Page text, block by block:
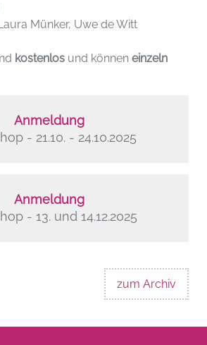
Münker, Uwe de Witt
kostenlos und könneneinzeln
Anmeldung
- 21.10. - 24.10.2025
Anmeldung
- 13. und 14.12.2025
zum Archiv